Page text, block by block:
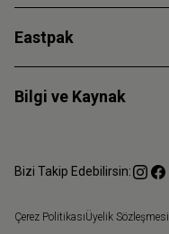
Eastpak
Bilgi ve Kaynak
Bizi Takip Edebilirsin:
Çerez PolitikasıÜyelik Sözleşmesi